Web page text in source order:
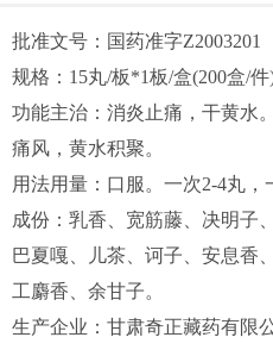
批准文号：国药准字Z2003201
规格：15丸/板*1板/盒(200盒/件
功能主治：消炎止痛，干黄水
痛风，黄水积聚。
用法用量：口服。一次2-4丸，
成份：乳香、宽筋藤、决明子
巴夏嘎、儿茶、诃子、安息香
工麝香、余甘子。
生产企业：甘肃奇正藏药有限